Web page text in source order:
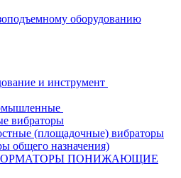
оборудованию
и инструмент
вибраторы
(площадочные) вибраторы
общего назначения)
ПОНИЖАЮЩИЕ